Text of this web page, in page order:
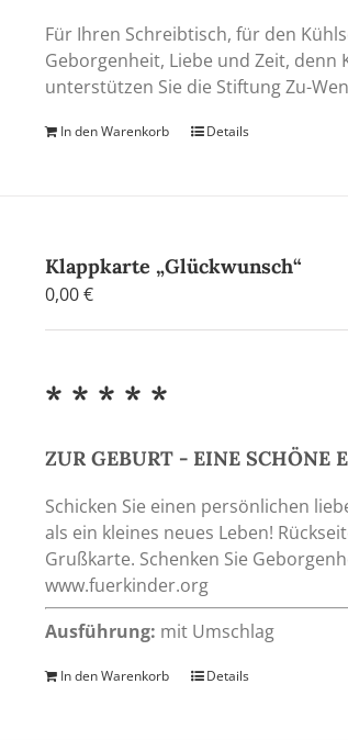
Für Ihren Schreibtisch, für den
Geborgenheit, Liebe und Zeit,
unterstützen Sie die Stiftung Zu-
In den Warenkorb Details
Klappkarte „Glückwunsch“
0,00€
* * * * *
ZUR GEBURT - EINE SCHÖNE
Schicken Sie einen persönlichen
als ein kleines neues Leben!
Grußkarte. Schenken Sie
www.fuerkinder.org
Ausführung: mit Umschlag
In den Warenkorb Details